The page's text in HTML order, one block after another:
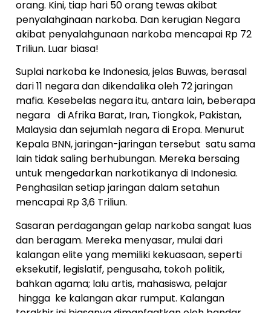
orang. Kini, tiap hari 50 orang tewas akibat
penyalahginaan narkoba. Dan kerugian Negara
akibat penyalahgunaan narkoba mencapai Rp 72
Triliun. Luar biasa!
Suplai narkoba ke Indonesia, jelas Buwas, berasal
dari 11 negara dan dikendalika oleh 72 jaringan
mafia. Kesebelas negara itu, antara lain, beberapa
negara di Afrika Barat, Iran, Tiongkok, Pakistan,
Malaysia dan sejumlah negara di Eropa. Menurut
Kepala BNN, jaringan-jaringan tersebut satu sama
lain tidak saling berhubungan. Mereka bersaing
untuk mengedarkan narkotikanya di Indonesia.
Penghasilan setiap jaringan dalam setahun
mencapai Rp 3,6 Triliun.
Sasaran perdagangan gelap narkoba sangat luas
dan beragam. Mereka menyasar, mulai dari
kalangan elite yang memiliki kekuasaan, seperti
eksekutif, legislatif, pengusaha, tokoh politik,
bahkan agama; lalu artis, mahasiswa, pelajar
hingga ke kalangan akar rumput. Kalangan